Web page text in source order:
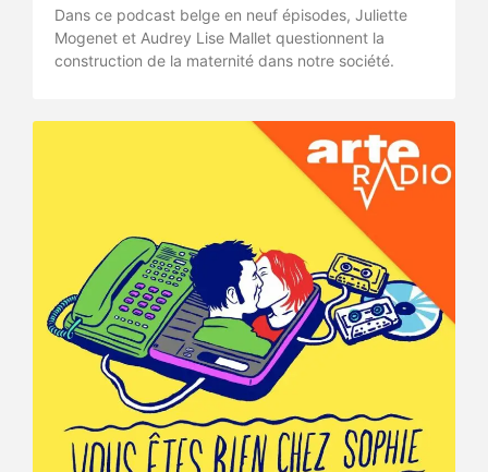
Dans ce podcast belge en neuf épisodes, Juliette
Mogenet et Audrey Lise Mallet questionnent la
construction de la maternité dans notre société.